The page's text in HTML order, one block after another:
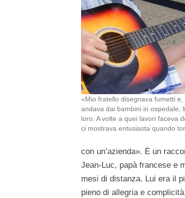
«Mio fratello disegnava fumetti e,
andava dai bambini in ospedale,
loro. A volte a quei lavori faceva
ci mostrava entusiasta quando
con un’azienda». È un
Jean-Luc, papà francese e
mesi di distanza. Lui era il
pieno di allegria e